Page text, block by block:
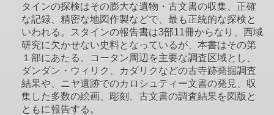
タインの探検はその膨大な遺物・古文書の収集、正確
な記録、精密な地図作製などで、最も正統的な探検と
いわれる。スタインの報告書は3部11冊からなり、西域
研究に欠かせない史料となっているが、本書はその第
１部にあたる。コータン周辺を主要な調査区域とし、
ダンダン・ウィリク、カダリクなどの古寺跡発掘調査
結果や、ニヤ遺跡でのカロシュティー文書の発見、収
集した多数の絵画、彫刻、古文書の調査結果を図版と
ともに報告する。